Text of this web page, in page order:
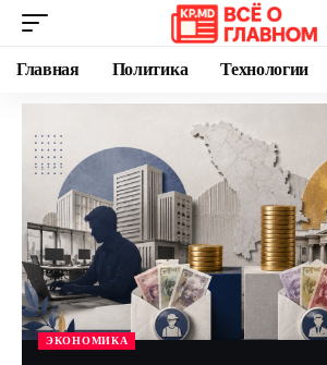
Главная Политика Технологии
ЭКОНОМИКА